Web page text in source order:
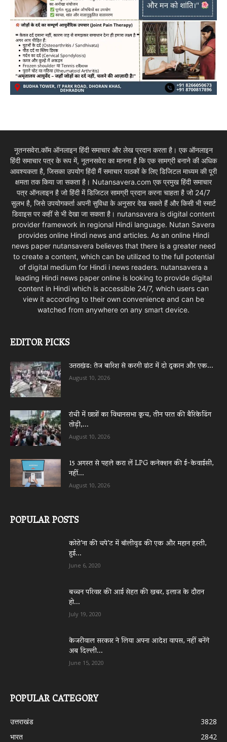
नूतनसवेरा.कॉम ऑनलाइन हिंदी समाचार और लेख प्रदान करता है। एक ऑनलाइन
हिंदी समाचार पत्र के रूप में, नूतनसवेरा का मानना है कि एक सामग्री बनाने की अधिक
आवश्यकता है, जिसका उपयोग हिंदी मैं समाचार पाठकों के लिए डिजिटल माध्यम की पूरी
क्षमता तक किया जा सकता है। Nutansavera.com एक प्रमुख हिंदी समाचार
पत्र ऑनलाइन है जो हिंदी में डिजिटल सामग्री प्रदान करना चाहता है जो 24/7
सुलभ है, जिसे उपयोगकर्ता अपनी सुविधा के अनुसार देख सकते हैं और किसी भी स्मार्ट
डिवाइस पर कहीं से भी देखा जा सकता है। nutansavera is digital content
provider framework in regional Hindi language. Nutan Savera
provides online Hindi news and articles. As an online Hindi
news paper nutansavera believes that there is a greater need
to create a content, which can be utilized to the full potential
of digital medium for Hindi i news readers. nutansavera a
leading Hindi news paper online is looking to provide digital
content in Hindi which is accessible 24/7, which users can
view it according to their own convenience and can be
watched from anywhere on any smart device.
EDITOR PICKS
उत्तराखंड: तेज बारिश से करगी ग्रांट में दो दुकान और एक...
August 10, 2026
रांची में छात्रों का विधानसभा कूच, तीन परत की बैरिकेडिंग
तोड़ी,...
August 10, 2026
15 अगस्त से पहले करा लें LPG कनेक्शन की ई-केवाईसी,
नहीं...
August 10, 2026
POPULAR POSTS
कोरो’ना की चपे’ट में बॉलीवुड की एक और महान हस्ती,
हुई...
June 6, 2020
बच्चन परिवार की आई सेहत की खबर, इलाज के दौरान
हो...
July 19, 2020
केजरीवाल सरकार ने लिया अपना आदेश वापस, नहीं बनेंगे
अब दिल्ली...
June 15, 2020
POPULAR CATEGORY
उत्तराखंड
3828
भारत
2842